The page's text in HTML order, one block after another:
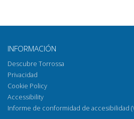
INFORMACIÓN
Descubre Torrossa
Privacidad
Cookie Policy
Accessibility
Informe de conformidad de accesibilidad